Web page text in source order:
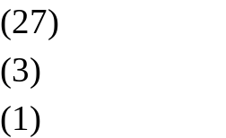
(27)
(3)
(1)